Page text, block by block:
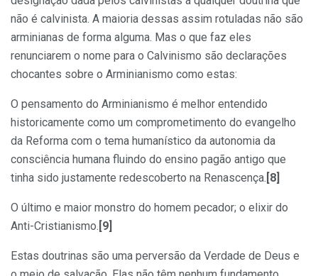
não é calvinista. A maioria dessas assim rotuladas não são
arminianas de forma alguma. Mas o que faz eles
renunciarem o nome para o Calvinismo são declarações
chocantes sobre o Arminianismo como estas:
O pensamento do Arminianismo é melhor entendido
historicamente como um comprometimento do evangelho
da Reforma com o tema humanístico da autonomia da
consciência humana fluindo do ensino pagão antigo que
tinha sido justamente redescoberto na Renascença. [8]
O último e maior monstro do homem pecador; o elixir do
Anti-Cristianismo. [9]
Estas doutrinas são uma perversão da Verdade de Deus e